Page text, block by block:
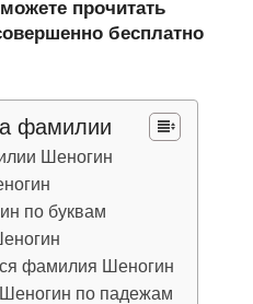
прочитать
бесплатно
фамилии
Шеногин
по буквам
фамилия Шеногин
по падежам